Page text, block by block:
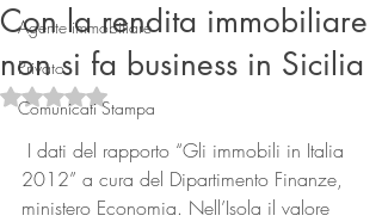
Agente immobiliare
Privato
Comunicati Stampa
Con la rendita immobiliare
non si fa business in Sicilia
Valutazione NaN stelle su 5.
2012” a cura del Dipartimento Finanze,
ministero Economia. Nell’Isola il valore